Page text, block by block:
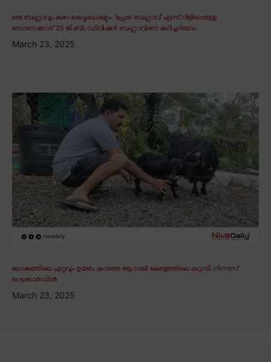
ഒരു ബംഗ്ലാവും കുറേ കെട്ടുകഥകളും∙ ‘പ്രേത ബംഗ്ലാവ്’ എന്ന് വിളിപ്പേരുള്ള
ബോണക്കാട് 25 ജി.ബി. ഡിവിഷൻ ബംഗ്ലാവിനെ കുറിച്ചറിയാം.
March 23, 2025
ലോകത്തിലെ ഏറ്റവും ഉയരം കുറഞ്ഞ ആടായി കേരളത്തിലെ കറുമ്പി ഗിന്നസ്
റെക്കോർഡിൽ
March 23, 2025